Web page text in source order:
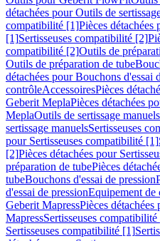
détachées pour Outils de
compatibilité [1]Pièces détachées
[1]Sertisseuses compatibilité [2]
compatibilité [2]Outils de
Outils de préparation de tube
détachées pour Bouchons d'essai
contrôleAccessoiresPièces
Geberit MeplaPièces détachées
MeplaOutils de sertissage manuels
sertissage manuelsSertisseuses
pour Sertisseuses compatibilité [1]
[2]Pièces détachées pour
préparation de tubePièces
tubeBouchons d'essai de pression
d'essai de pressionEquipement de
Geberit MapressPièces
MapressSertisseuses
Sertisseuses compatibilité [1]